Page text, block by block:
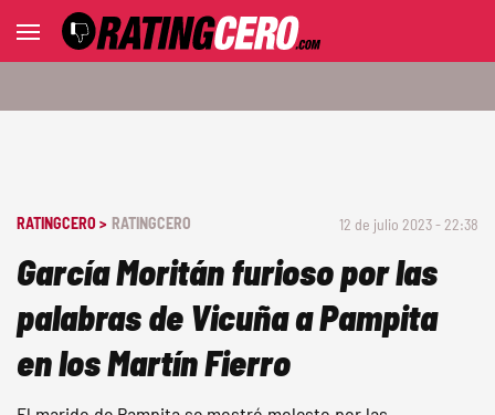
RATINGCERO > RATINGCERO 12 de julio 2023 - 22:38
García Moritán furioso por las
palabras de Vicuña a Pampita
en los Martín Fierro